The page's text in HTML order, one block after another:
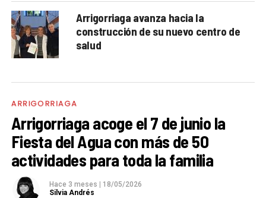
Arrigorriaga avanza hacia la
construcción de su nuevo centro de
salud
ARRIGORRIAGA
Arrigorriaga acoge el 7 de junio la
Fiesta del Agua con más de 50
actividades para toda la familia
Hace 3 meses
18/05/2026
Silvia Andrés